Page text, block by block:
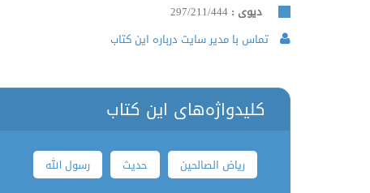
دیوی : 297/211/444
تماس با مدیر سایت درباره این کتاب
کلیدواژه‌های این کتاب
ریاض الصالحین حدیث رسول الله